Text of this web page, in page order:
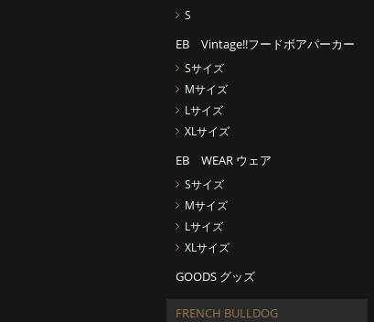
S
EB Vintage!!フードボアパーカー
Sサイズ
Mサイズ
Lサイズ
XLサイズ
EB WEAR ウェア
Sサイズ
Mサイズ
Lサイズ
XLサイズ
GOODS グッズ
FRENCH BULLDOG